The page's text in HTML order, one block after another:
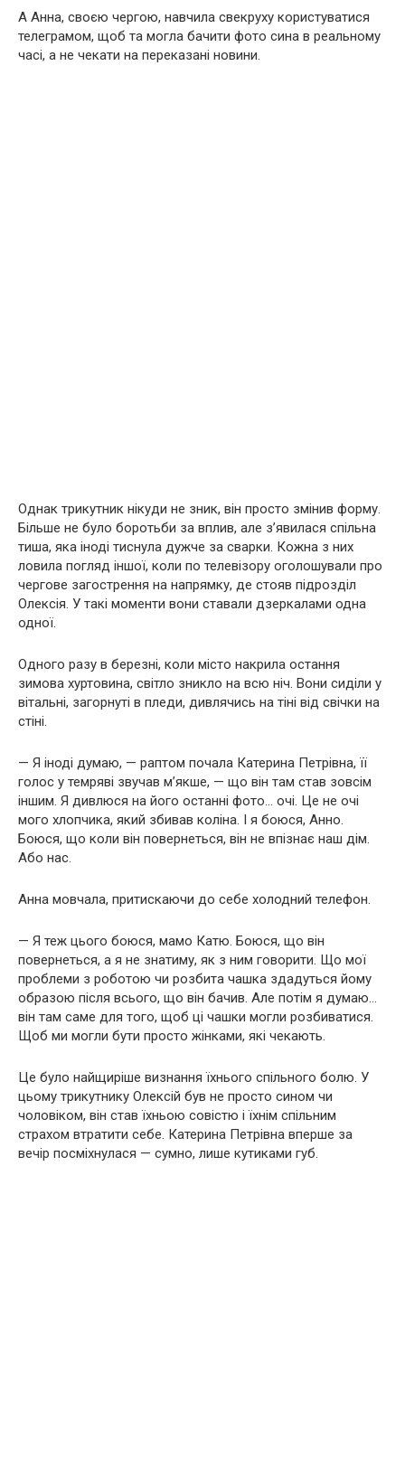
А Анна, своєю чергою, навчила свекруху користуватися
телеграмом, щоб та могла бачити фото сина в реальному
часі, а не чекати на переказані новини.
Однак трикутник нікуди не зник, він просто змінив форму.
Більше не було боротьби за вплив, але з’явилася спільна
тиша, яка іноді тиснула дужче за сварки. Кожна з них
ловила погляд іншої, коли по телевізору оголошували про
чергове загострення на напрямку, де стояв підрозділ
Олексія. У такі моменти вони ставали дзеркалами одна
одної.
Одного разу в березні, коли місто накрила остання
зимова хуртовина, світло зникло на всю ніч. Вони сиділи у
вітальні, загорнуті в пледи, дивлячись на тіні від свічки на
стіні.
— Я іноді думаю, — раптом почала Катерина Петрівна, її
голос у темряві звучав м’якше, — що він там став зовсім
іншим. Я дивлюся на його останні фото… очі. Це не очі
мого хлопчика, який збивав коліна. І я боюся, Анно.
Боюся, що коли він повернеться, він не впізнає наш дім.
Або нас.
Анна мовчала, притискаючи до себе холодний телефон.
— Я теж цього боюся, мамо Катю. Боюся, що він
повернеться, а я не знатиму, як з ним говорити. Що мої
проблеми з роботою чи розбита чашка здадуться йому
образою після всього, що він бачив. Але потім я думаю…
він там саме для того, щоб ці чашки могли розбиватися.
Щоб ми могли бути просто жінками, які чекають.
Це було найщиріше визнання їхнього спільного болю. У
цьому трикутнику Олексій був не просто сином чи
чоловіком, він став їхньою совістю і їхнім спільним
страхом втратити себе. Катерина Петрівна вперше за
вечір посміхнулася — сумно, лише кутиками губ.